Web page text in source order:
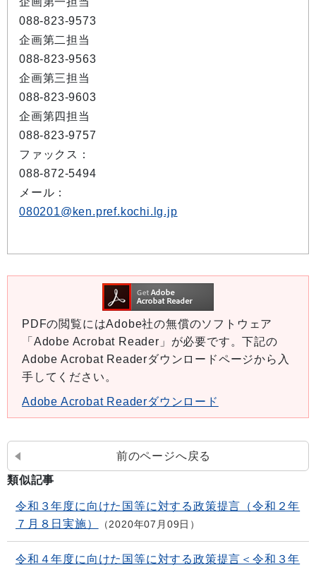
088-823-9573
企画第二担当
088-823-9563
企画第三担当
088-823-9603
企画第四担当
088-823-9757
ファックス：
088-872-5494
メール：
080201@ken.pref.kochi.lg.jp
PDFの閲覧にはAdobe社の無償のソフトウェア
「Adobe Acrobat Reader」が必要です。下記の
Adobe Acrobat Readerダウンロードページから入
手してください。
Adobe Acrobat Readerダウンロード
前のページへ戻る
類似記事
令和３年度に向けた国等に対する政策提言（令和２年
７月８日実施）
2020年07月09日
令和４年度に向けた国等に対する政策提言＜令和３年